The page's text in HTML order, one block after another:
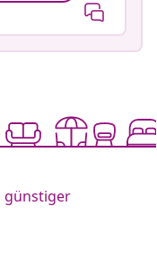
günstiger